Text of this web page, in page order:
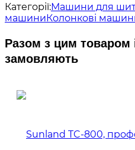
Категорії:Машини для
машиниКолонкові
Разом з цим товаром
замовляють